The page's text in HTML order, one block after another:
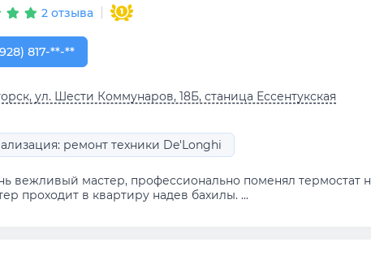
2 отзыва
817-49-81
817-**-**
ул. Шести Коммунаров, 18Б, станица Ессентукская
ремонт техники De'Longhi
вежливый мастер, профессионально поменял термостат
проходит в квартиру надев бахилы. ...